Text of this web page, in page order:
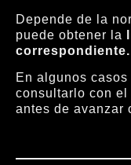
Depende de la
puede obtener la
correspondiente.
En algunos
consultarlo con el
antes de avanzar